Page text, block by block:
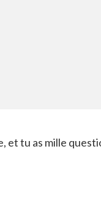
et tu as mille